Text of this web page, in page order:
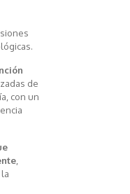
de
con un
,